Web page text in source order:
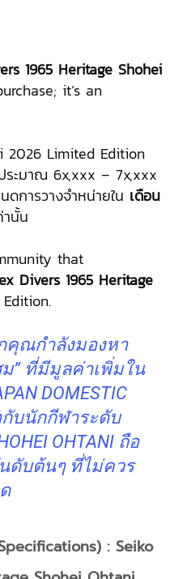
1965 Heritage Shohei
it’s an
2026 Limited Edition
ระมาณ 6x,xxx – 7x,xxx
การวางจำหน่ายใน เดือน
นั้น
that
Divers 1965 Heritage
คุณกำลังมองหา
” ที่มีมูลค่าเพิ่มใน
DOMESTIC
กับนักกีฬาระดับ
OHTANI ถือ
ดับต้นๆ ที่ไม่ควร
: Seiko